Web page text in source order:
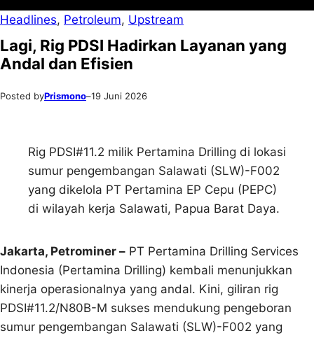
Headlines, Petroleum, Upstream
Lagi, Rig PDSI Hadirkan Layanan yang
Andal dan Efisien
Posted byPrismono–19 Juni 2026
Rig PDSI#11.2 milik Pertamina Drilling di lokasi
sumur pengembangan Salawati (SLW)-F002
yang dikelola PT Pertamina EP Cepu (PEPC)
di wilayah kerja Salawati, Papua Barat Daya.
Jakarta, Petrominer – PT Pertamina Drilling Services
Indonesia (Pertamina Drilling) kembali menunjukkan
kinerja operasionalnya yang andal. Kini, giliran rig
PDSI#11.2/N80B-M sukses mendukung pengeboran
sumur pengembangan Salawati (SLW)-F002 yang